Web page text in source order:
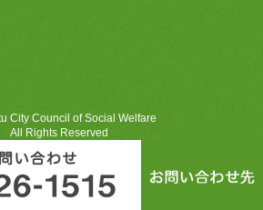
City Council of Social Welfare
All Rights Reserved